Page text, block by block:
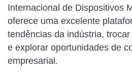
Internacional de Dispositivos
oferece uma excelente
tendências da indústria,
e explorar oportunidades de
empresarial.